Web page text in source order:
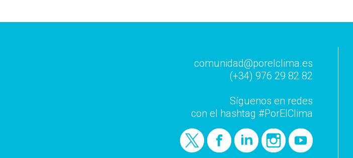
comunidad@porelclima.es
(+34) 976 29 82 82
Síguenos en redes
con el hashtag #PorElClima